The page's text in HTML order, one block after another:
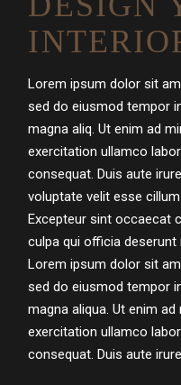
Lorem ipsum dolor sit
sed do eiusmod tempor
magna aliq. Ut enim ad
exercitation ullamco
consequat. Duis aute
voluptate velit esse
Excepteur sint occaecat
culpa qui officia deserunt
Lorem ipsum dolor sit
sed do eiusmod tempor
magna aliqua. Ut enim
exercitation ullamco
consequat. Duis aute